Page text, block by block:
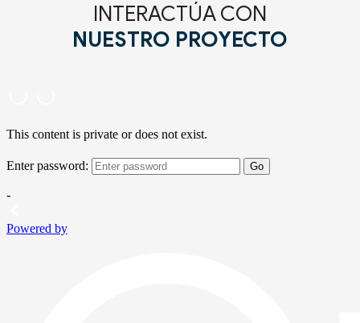
INTERACTÚA CON
NUESTRO PROYECTO